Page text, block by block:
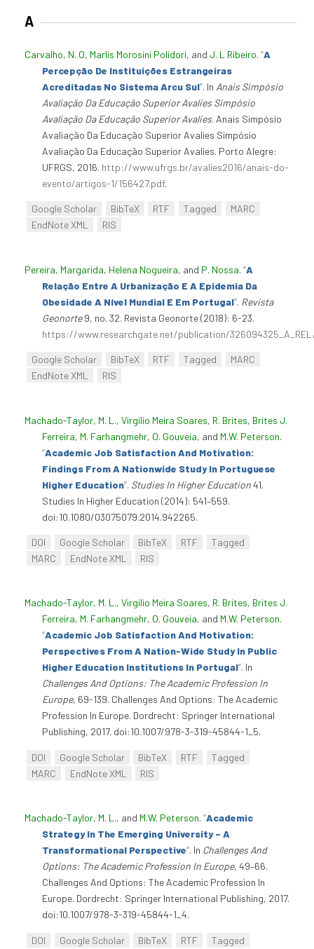
A
Carvalho, N. O, Marlis Morosini Polidori, and J. L Ribeiro. “A
Percepção De Instituições Estrangeiras
Acreditadas No Sistema Arcu Sul”. In Anais Simpósio
Avaliação Da Educação Superior Avalies Simpósio
Avaliação Da Educação Superior Avalies. Anais Simpósio
Avaliação Da Educação Superior Avalies Simpósio
Avaliação Da Educação Superior Avalies. Porto Alegre:
UFRGS, 2016. http://www.ufrgs.br/avalies2016/anais-do-
evento/artigos-1/156427.pdf.
Google Scholar BibTeX RTF Tagged
MARC
EndNote XML
RIS
Pereira, Margarida, Helena Nogueira, and P. Nossa. “A
Relação Entre A Urbanização E A Epidemia Da
Obesidade A Nível Mundial E Em Portugal”. Revista
Geonorte9, no. 32. Revista Geonorte (2018): 6-23.
https://www.researchgate.net/publication/
Google Scholar BibTeX RTF Tagged
MARC
EndNote XML
RIS
Machado-Taylor, M. L., Virgílio Meira Soares, R. Brites, Brites J.
Ferreira, M. Farhangmehr, O. Gouveia, and M.W. Peterson.
“Academic Job Satisfaction And Motivation:
Findings From A Nationwide Study In Portuguese
Higher Education”. Studies In Higher Education41.
Studies In Higher Education (2014): 541–559.
doi:10.1080/03075079.2014.942265.
DOI Google Scholar BibTeX RTF
Tagged
MARC
EndNote XML RIS
Machado-Taylor, M. L., Virgílio Meira Soares, R. Brites, Brites J.
Ferreira, M. Farhangmehr, O. Gouveia, and M.W. Peterson.
“Academic Job Satisfaction And Motivation:
Perspectives From A Nation-Wide Study In Public
Higher Education Institutions In Portugal”. In
Challenges And Options: The Academic Profession In
Europe, 69-139. Challenges And Options: The Academic
Profession In Europe. Dordrecht: Springer International
Publishing, 2017. doi:10.1007/978-3-319-45844-1_5.
DOI Google Scholar BibTeX RTF
Tagged
MARC
EndNote XML RIS
Machado-Taylor, M. L., and M.W. Peterson. “Academic
Strategy In The Emerging University – A
Transformational Perspective”. In Challenges And
Options: The Academic Profession In Europe, 49–66.
Challenges And Options: The Academic Profession In
Europe. Dordrecht: Springer International Publishing, 2017.
doi:10.1007/978-3-319-45844-1_4.
DOI Google Scholar BibTeX RTF
Tagged